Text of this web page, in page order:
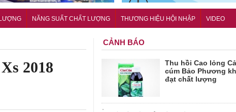
NĂNG SUẤT CHẤT LƯỢNG THƯƠNG HIỆU HỘI NHẬP VIDEO
2018
CẢNH BÁO
Thu hồi Cao lỏng
cúm Bảo Phương
đạt chất lượng